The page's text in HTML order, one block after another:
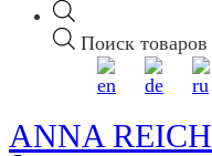
Поиск товаров
ANNA REICH